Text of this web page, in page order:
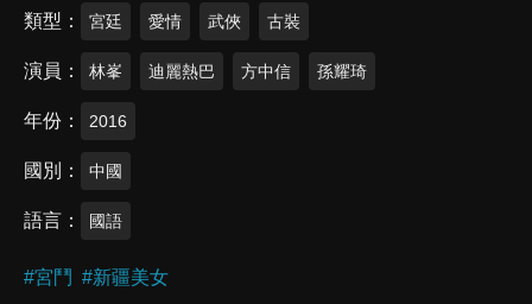
類型 宮廷 愛情 武俠 古裝
演員 林峯 迪麗熱巴 方中信 孫耀琦
年份 2016
國別 中國
語言 國語
#宮鬥 #新疆美女